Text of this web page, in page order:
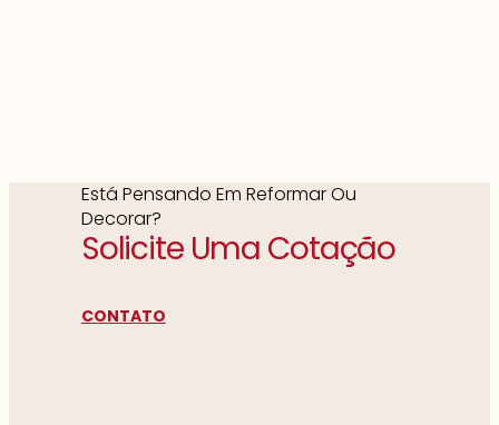
Está Pensando Em Reformar Ou
Decorar?
Solicite Uma Cotação
CONTATO